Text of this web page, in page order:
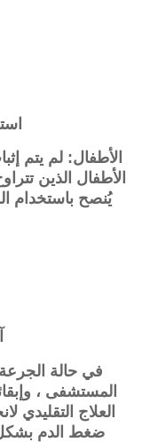
الأطفال: لم يتم
يُنصح باستخدام
في حالة
المستشفى ،
العلاج
ضغط الدم بشكل